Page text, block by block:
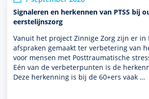
Signaleren en herkennen van PTSS bij
eerstelijnszorg
Vanuit het project Zinnige Zorg zijn er in
afspraken gemaakt ter verbetering van
voor mensen met Posttraumatische
Eén van de verbeterpunten is de
Deze herkenning is bij de 60+ers vaak …